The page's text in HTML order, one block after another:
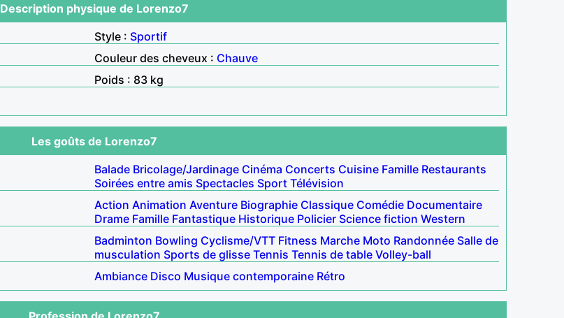
Description physique de Lorenzo7
Style : Sportif
Couleur des cheveux : Chauve
Poids : 83 kg
Les goûts de Lorenzo7
Balade Bricolage/Jardinage Cinéma Concerts Cuisine Famille Restaurants
Soirées entre amis Spectacles Sport Télévision
Action Animation Aventure Biographie Classique Comédie Documentaire
Drame Famille Fantastique Historique Policier Science fiction Western
Badminton Bowling Cyclisme/VTT Fitness Marche Moto Randonnée Salle de
musculation Sports de glisse Tennis Tennis de table Volley-ball
Ambiance Disco Musique contemporaine Rétro